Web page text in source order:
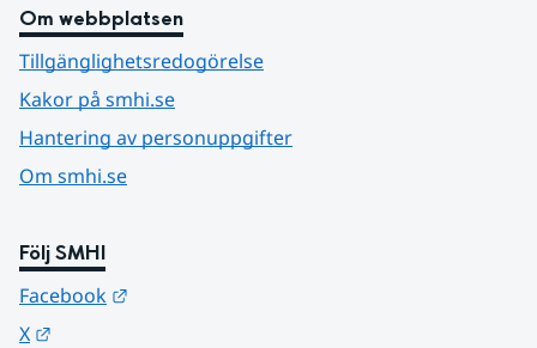
Om webbplatsen
Tillgänglighetsredogörelse
Kakor på smhi.se
Hantering av personuppgifter
Om smhi.se
Följ SMHI
Facebook
X